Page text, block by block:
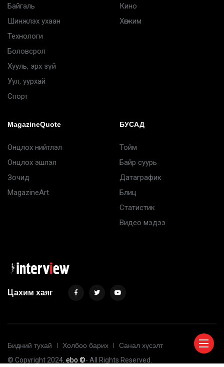
Байгаль
Шинжлэх ухаан
Технологи
Боловсрол
Хууль, эрх зүй
Уул, уурхай
Спорт
Кино
Хөгжим
MagazineQuote
Онцлох нийтлэл
Онцлох эшлэл
Зочид
MagazineArt
БУСАД
Тойм
Байр суурь
Датаграфик
Блиц
Статистик
Видео мэдээ
Цахим хаяг
Бидний тухай Холбоо барих
Санал хүсэлт
© Copyright 2024 . ebo ©- All Rights Reserved.